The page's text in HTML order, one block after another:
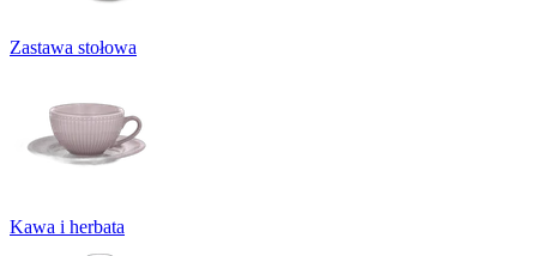
Zastawa stołowa
Kawa i herbata